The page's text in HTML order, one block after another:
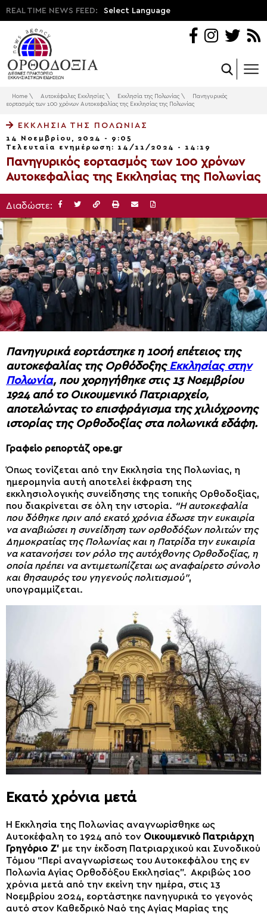
REAL TIME NEWS FEED: Select Language
Home \ Αυτοκέφαλες Εκκλησίες \ Εκκλησία της Πολωνίας \
Πανηγυρικός
εορτασμός των 100 χρόνων Αυτοκεφαλίας της Εκκλησίας της Πολωνίας
ΕΚΚΛΗΣΊΑ ΤΗΣ ΠΟΛΩΝΊΑΣ
14 Νοεμβρίου, 2024 - 9:05
Τελευταία ενημέρωση: 14/11/2024 - 14:19
Πανηγυρικός εορτασμός των 100 χρόνων
Αυτοκεφαλίας της Εκκλησίας της Πολωνίας
Διαδώστε:
Πανηγυρικά εορτάστηκε η 100ή επέτειος της
αυτοκεφαλίας της ΟρθόδοξηςΕκκλησίας στην
Πολωνία, που χορηγήθηκε στις 13 Νοεμβρίου
1924 από το Οικουμενικό Πατριαρχείο,
αποτελώντας το επισφράγισμα της χιλιόχρονης
ιστορίας της Ορθοδοξίας στα πολωνικά εδάφη.
Γραφείο ρεπορτάζ ope.gr
Όπως τονίζεται από την Εκκλησία της Πολωνίας, η
ημερομηνία αυτή αποτελεί έκφραση της
εκκλησιολογικής συνείδησης της τοπικής Ορθοδοξίας,
που διακρίνεται σε όλη την ιστορία. “Η αυτοκεφαλία
που δόθηκε πριν από εκατό χρόνια έδωσε την ευκαιρία
να αναβιώσει η συνείδηση ​​των ορθοδόξων πολιτών της
Δημοκρατίας της Πολωνίας και η Πατρίδα την ευκαιρία
να κατανοήσει τον ρόλο της αυτόχθονης Ορθοδοξίας, η
οποία πρέπει να αντιμετωπίζεται ως αναφαίρετο σύνολο
και θησαυρός του γηγενούς πολιτισμού”,
υπογραμμίζεται.
Εκατό χρόνια μετά
Η Εκκλησία της Πολωνίας αναγνωρίσθηκε ως
Αυτοκέφαλη το 1924 από τον Οικουμενικό Πατριάρχη
Γρηγόριο Ζ’ με την έκδοση Πατριαρχικού και Συνοδικού
Τόμου “Περί αναγνωρίσεως του Αυτοκεφάλου της εν
Πολωνία Αγίας Ορθοδόξου Εκκλησίας”. Ακριβώς 100
χρόνια μετά από την εκείνη την ημέρα, στις 13
Νοεμβρίου 2024, εορτάστηκε πανηγυρικά το γεγονός
αυτό στον Καθεδρικό Ναό της Αγίας Μαρίας της